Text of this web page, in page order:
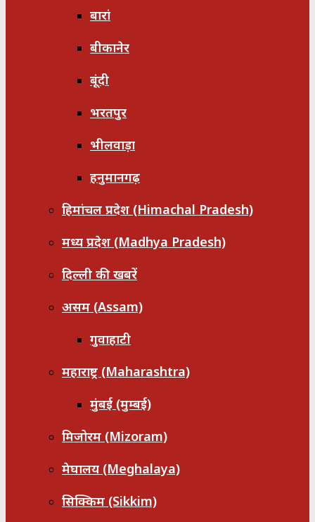
बारां
बीकानेर
बूंदी
भरतपुर
भीलवाड़ा
हनुमानगढ़
हिमांचल प्रदेश (Himachal Pradesh)
मध्य प्रदेश (Madhya Pradesh)
दिल्ली की खबरें
असम (Assam)
गुवाहाटी
महाराष्ट्र (Maharashtra)
मुंबई (मुम्बई)
मिजोरम (Mizoram)
मेघालय (Meghalaya)
सिक्किम (Sikkim)